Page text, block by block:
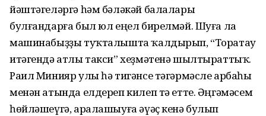
йәштәгеләргә һәм бәләкәй балалары
булғандарға был юл еңел бирелмәй. Шуға ла
машинабыҙҙы туҡталышта ҡалдырып, “Торатау
итәгендә атлы такси” хеҙмәтенә шылтыраттыҡ.
Раил Минияр улы һә тигәнсе тәгәрмәсле арбаһы
менән атында елдереп килеп тә етте. Әңгәмәсем
һөйләшеүгә, аралашыуға әүәҫ кенә булып